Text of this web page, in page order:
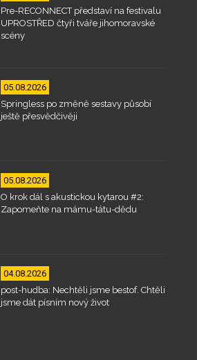
Pre-RECONNECT představí na festivalu
UPROSTŘED čtyři tváře jihomoravské
scény
05.08.2026
Springless po změně sestavy působí
ještě přesvědčivěji
05.08.2026
O krok dál s akustickou kytarou #2:
Zapomeňte na mámu-tátu-dědu
04.08.2026
post-hudba: Nechtěli jsme bestof. Chtěli
jsme dát písním nový život